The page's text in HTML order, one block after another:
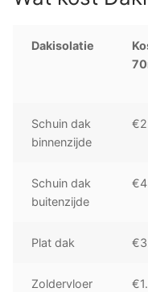
Dakisolatie
Schuin dak
binnenzijde
Schuin dak
buitenzijde
Plat dak
Zoldervloer